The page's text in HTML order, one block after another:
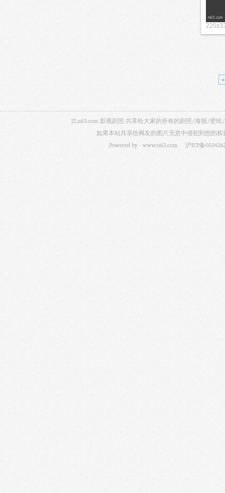
JZ.n63.com 影视剧照 共享给大家的所有的剧照/海报/壁
如果本站共享给网友的图片无意中侵犯到您的
Powered by - www.n63.com 沪ICP备